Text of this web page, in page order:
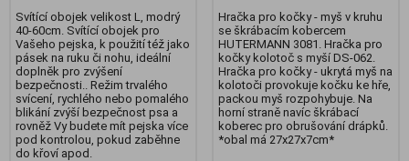
Svítící obojek velikost L, modrý
40-60cm. Svítící obojek pro
Vašeho pejska, k použití též jako
pásek na ruku či nohu, ideální
doplněk pro zvýšení
bezpečnosti.. Režim trvalého
svícení, rychlého nebo pomalého
blikání zvýší bezpečnost psa a
rovněž Vy budete mít pejska více
pod kontrolou, pokud zaběhne
do křoví apod.
Hračka pro kočky - myš v kruhu
se škrábacím kobercem
HUTERMANN 3081. Hračka pro
kočky kolotoč s myší DS-062.
Hračka pro kočky - ukrytá myš na
kolotoči provokuje kočku ke hře,
packou myš rozpohybuje. Na
horní straně navíc škrábací
koberec pro obrušování drápků.
*obal má 27x27x7cm*